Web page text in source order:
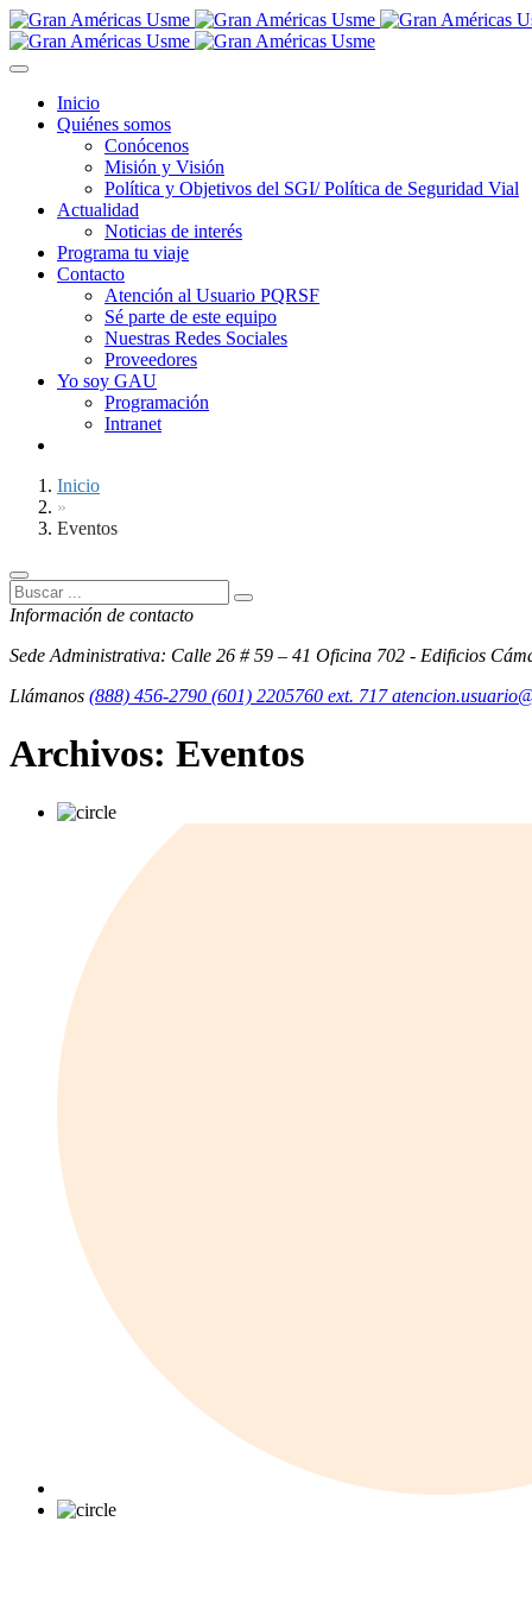
Inicio
Quiénes somos
Conócenos
Misión y Visión
Política y Objetivos del SGI/ Política de Seguridad Vial
Actualidad
Noticias de interés
Programa tu viaje
Contacto
Atención al Usuario PQRSF
Sé parte de este equipo
Nuestras Redes Sociales
Proveedores
Yo soy GAU
Programación
Intranet
Inicio
»
Eventos
Información de contacto
Sede Administrativa: Calle 26 # 59 – 41 Oficina 702 - Edificios
Llámanos (888) 456-2790 (601) 2205760 ext. 717
Archivos: Eventos